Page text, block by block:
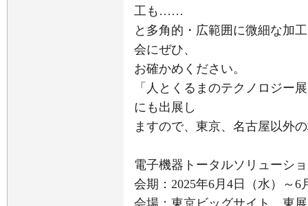
工も……
と多角的・広範囲に微細な加
会にぜひ、
お確かめください。
「人とくるまのテクノロジー
にも出展し
ますので、東京、名古屋以外
電子機器トータルソリューシ
会期：2025年6月4日（水）～6